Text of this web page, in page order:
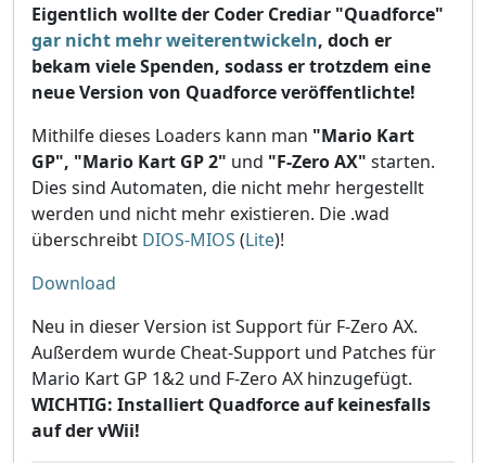
Eigentlich wollte der Coder Crediar "Quadforce"
gar nicht mehr weiterentwickeln, doch er
bekam viele Spenden, sodass er trotzdem eine
neue Version von Quadforce veröffentlichte!
Mithilfe dieses Loaders kann man "Mario Kart
GP", "Mario Kart GP 2" und "F-Zero AX" starten.
Dies sind Automaten, die nicht mehr hergestellt
werden und nicht mehr existieren. Die .wad
überschreibt DIOS-MIOS (Lite)!
Download
Neu in dieser Version ist Support für F-Zero AX.
Außerdem wurde Cheat-Support und Patches für
Mario Kart GP 1&2 und F-Zero AX hinzugefügt.
WICHTIG: Installiert Quadforce auf keinesfalls
auf der vWii!